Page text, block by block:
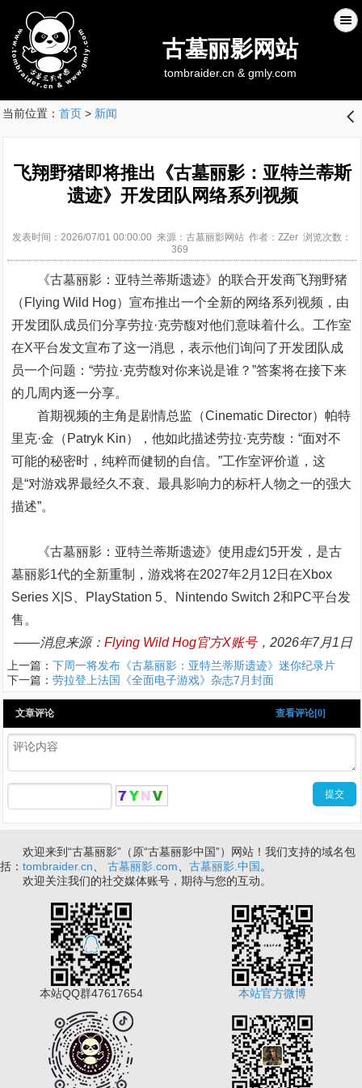
古墓丽影网站
tombraider.cn & gmly.com
当前位置： 首页> 新闻 󰊒
飞翔野猪即将推出《古墓丽影：亚特兰蒂斯
遗迹》开发团队网络系列视频
发表时间：2026/07/01 00:00:00 来源：古墓丽影网站 作者：ZZer 浏览次数：
369
《古墓丽影：亚特兰蒂斯遗迹》的联合开发商飞翔野猪
（Flying Wild Hog）宣布推出一个全新的网络系列视频，由
开发团队成员们分享劳拉·克劳馥对他们意味着什么。工作室
在X平台发文宣布了这一消息，表示他们询问了开发团队成
员一个问题：“劳拉·克劳馥对你来说是谁？”答案将在接下来
的几周内逐一分享。
首期视频的主角是剧情总监（Cinematic Director）帕特
里克·金（Patryk Kin），他如此描述劳拉·克劳馥：“面对不
可能的秘密时，纯粹而健韧的自信。”工作室评价道，这
是“对游戏界最经久不衰、最具影响力的标杆人物之一的强大
描述”。
《古墓丽影：亚特兰蒂斯遗迹》使用虚幻5开发，是古
墓丽影1代的全新重制，游戏将在2027年2月12日在Xbox
Series X|S、PlayStation 5、Nintendo Switch 2和PC平台发
售。
——消息来源： Flying Wild Hog官方X账号，2026年7月1日
上一篇： 下周一将发布《古墓丽影：亚特兰蒂斯遗迹》迷你纪录片
下一篇： 劳拉登上法国《全面电子游戏》杂志7月封面
查看评论[0]
文章评论
欢迎来到“古墓丽影”（原“古墓丽影中国”）网站！我们支持的域名包
括： tombraider.cn 古墓丽影.com 古墓丽影.中国 。
欢迎关注我们的社交媒体账号，期待与您的互动。
本站QQ群47617654 本站官方微博